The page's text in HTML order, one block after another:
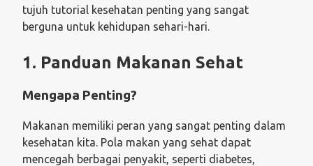
tujuh tutorial kesehatan penting yang sangat
berguna untuk kehidupan sehari-hari.
1. Panduan Makanan Sehat
Mengapa Penting?
Makanan memiliki peran yang sangat penting dalam
kesehatan kita. Pola makan yang sehat dapat
mencegah berbagai penyakit, seperti diabetes,